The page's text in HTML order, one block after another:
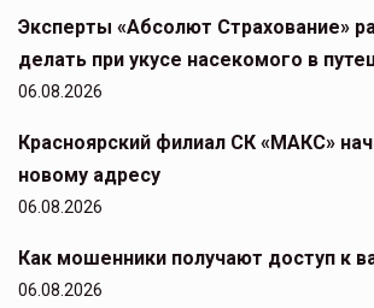
Эксперты «Абсолют Страхование»
делать при укусе насекомого в
06.08.2026
Красноярский филиал СК «МАКС»
новому адресу
06.08.2026
Как мошенники получают доступ к
06.08.2026